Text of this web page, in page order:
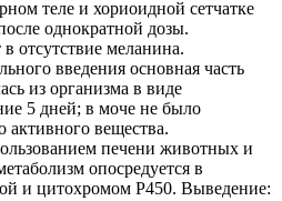
теле и хориоидной сетчатке
однократной дозы.
отсутствие меланина.
введения основная часть
из организма в виде
5 дней; в моче не было
активного вещества.
печени животных и
опосредуется в
и цитохромом P450. Выведение: